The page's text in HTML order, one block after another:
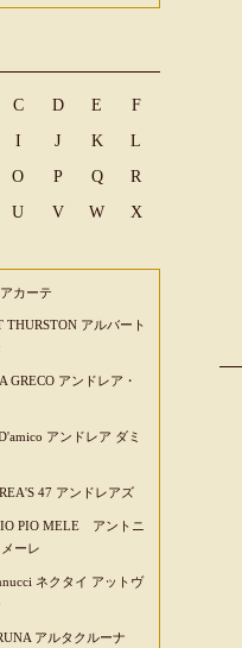
C D E
F
I J K
L
O P Q
R
U V W
X
カーテ
THURSTON アルバート
GRECO アンドレア・
アンドレア ダミ
47 アンドレアズ
PIO MELE アントニ
ーレ
ネクタイ アットヴ
アルタクルーナ